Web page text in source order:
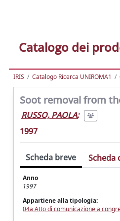
Catalogo dei
IRIS Catalogo Ricerca UNIROMA1
Soot removal from
RUSSO, PAOLA;
1997
Scheda breve Scheda
Anno
1997
Appartiene alla tipologia:
04a Atto di comunicazione a